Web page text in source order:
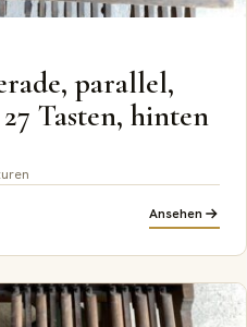
parallel,
Tasten, hinten
Ansehen